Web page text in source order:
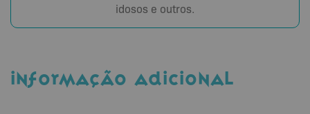
idosos e outros.
INFORMAÇÃO ADICIONAL